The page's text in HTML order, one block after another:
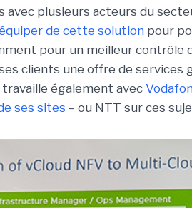
avec plusieurs acteurs du
de cette solution pour
pour un meilleur contrôle
clients une offre de services
également avec
ses sites – ou NTT sur ces